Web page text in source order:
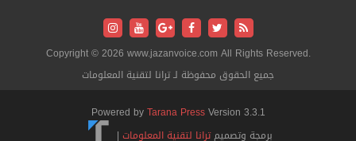
Copyright © 2026 www.jazanvoice.com All Rights Reserved.
جميع الحقوق محفوظة لـ ترانا لتقنية المعلومات
Powered byTarana PressVersion 3.3.1
برمجة وتصميمترانا لتقنية المعلومات |